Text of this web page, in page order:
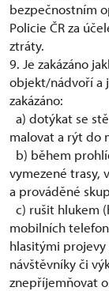
bezpečnostním
Policie ČR za
ztráty.
9. Je zakázáno
objekt/nádvoří a
zakázáno:
a) dotýkat se
malovat a rýt do
b) během
vymezené trasy,
a prováděné
c) rušit hlukem
mobilních
hlasitými
návštěvníky či
znepříjemňovat